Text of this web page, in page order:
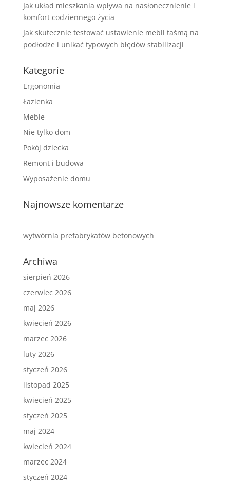
Jak układ mieszkania wpływa na nasłonecznienie i
komfort codziennego życia
Jak skutecznie testować ustawienie mebli taśmą na
podłodze i unikać typowych błędów stabilizacji
Kategorie
Ergonomia
Łazienka
Meble
Nie tylko dom
Pokój dziecka
Remont i budowa
Wyposażenie domu
Najnowsze komentarze
wytwórnia prefabrykatów betonowych
Archiwa
sierpień 2026
czerwiec 2026
maj 2026
kwiecień 2026
marzec 2026
luty 2026
styczeń 2026
listopad 2025
kwiecień 2025
styczeń 2025
maj 2024
kwiecień 2024
marzec 2024
styczeń 2024